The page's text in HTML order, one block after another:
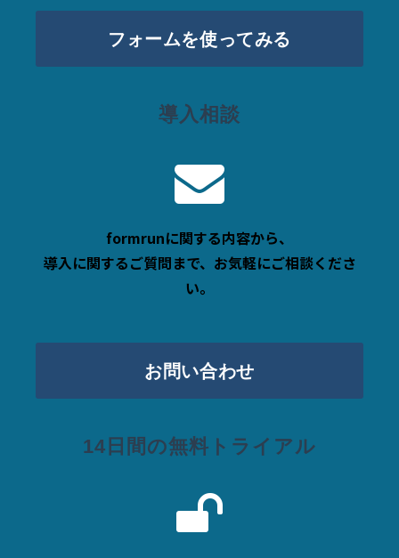
フォームを使ってみる
導入相談
formrunに関する内容から、
導入に関するご質問まで、お気軽にご相談くださ
い。
お問い合わせ
14日間の無料トライアル